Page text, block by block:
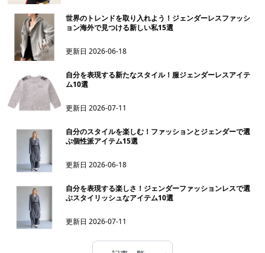
世界のトレンドを取り入れよう！ジェンダーレスファッシ
ョン海外で見つける新しい私15選
更新日2026-06-18
自分を表現する新たなスタイル！服ジェンダーレスアイテ
ム10選
更新日2026-07-11
自分のスタイルを楽しむ！ファッションとジェンダーで選
ぶ個性派アイテム15選
更新日2026-06-18
自分を表現する楽しさ！ジェンダーファッションレスで選
ぶスタイリッシュなアイテム10選
更新日2026-07-11